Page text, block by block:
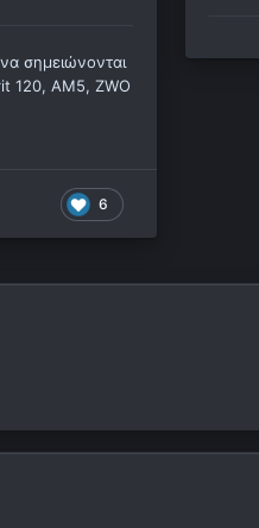
σημειώνονται
120, AM5, ZWO
6